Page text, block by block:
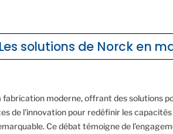
Les solutions de Norck en
moderne, offrant des solutions
de l'innovation pour redéfinir les
Ce débat témoigne de